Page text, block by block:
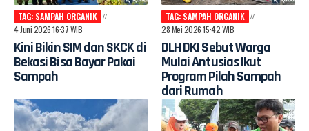
TAG: SAMPAH ORGANIK
4 Juni 2026 16:37 WIB
Kini Bikin SIM dan SKCK di
Bekasi Bisa Bayar Pakai
Sampah
TAG: SAMPAH ORGANIK
28 Mei 2026 15:42 WIB
DLH DKI Sebut Warga
Mulai Antusias Ikut
Program Pilah Sampah
dari Rumah